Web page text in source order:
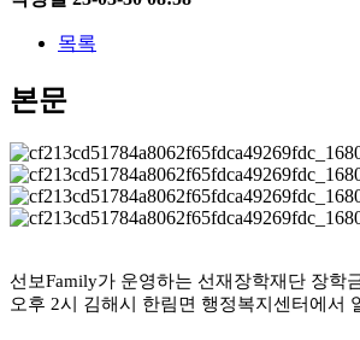
목록
본문
선보Family가 운영하는 선재장학재단 장학
오후 2시 김해시 한림면 행정복지센터에서